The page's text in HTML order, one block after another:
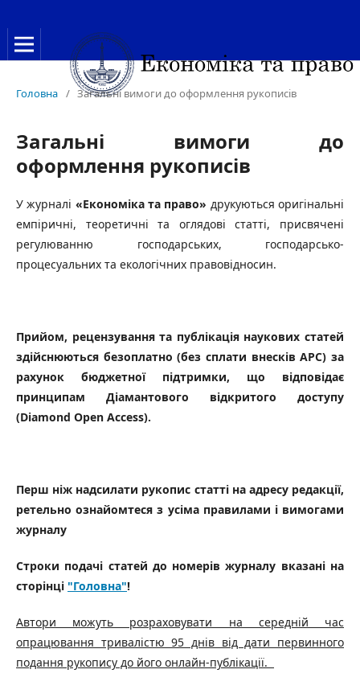
Головна / Загальні вимоги до оформлення рукописів
Загальні вимоги до
оформлення рукописів
У журналі «Економіка та право» друкуються оригінальні
емпіричні, теоретичні та оглядові статті, присвячені
регулюванню господарських, господарсько-
процесуальних та екологічних правовідносин.
Прийом, рецензування та публікація наукових статей
здійснюються безоплатно (без сплати внесків APC) за
рахунок бюджетної підтримки, що відповідає
принципам Діамантового відкритого доступу
(Diamond Open Access).
Перш ніж надсилати рукопис статті на адресу редакції,
ретельно ознайомтеся з усіма правилами і вимогами
журналу
Строки подачі статей до номерів журналу вказані на
сторінці "Головна"!
Автори можуть розраховувати на середній час
опрацювання тривалістю 95 днів від дати первинного
подання рукопису до його онлайн-публікації.